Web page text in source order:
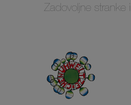
Zadovoljne stranke